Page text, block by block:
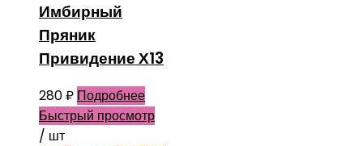
Имбирный
Пряник
Привидение Х13
280₽ Подробнее
Быстрый просмотр
/ шт